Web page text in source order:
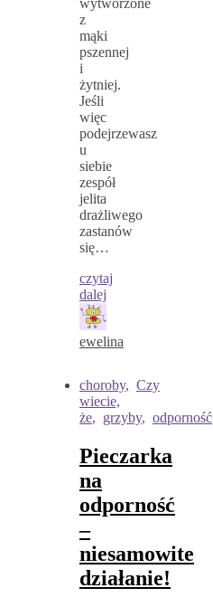
wytworzone
z
mąki
pszennej
i
żytniej.
Jeśli
więc
podejrzewasz
u
siebie
zespół
jelita
drażliwego
zastanów
się…
czytaj
dalej
ewelina
choroby, Czy
wiecie,
że, grzyby, odporność
Pieczarka
na
odporność
–
niesamowite
działanie!